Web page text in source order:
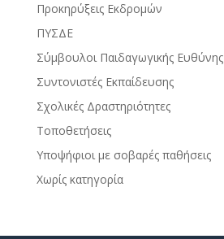
Προκηρύξεις Εκδρομών
ΠΥΣΔΕ
Σύμβουλοι Παιδαγωγικής Ευθύνης
Συντονιστές Εκπαίδευσης
Σχολικές Δραστηριότητες
Τοποθετήσεις
Υποψήφιοι με σοβαρές παθήσεις
Χωρίς κατηγορία